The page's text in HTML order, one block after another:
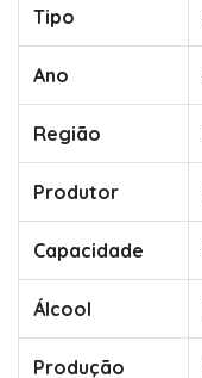
Tipo
Ano
Região
Produtor
Capacidade
Álcool
Produção